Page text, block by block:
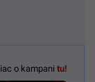
o kampani tu!